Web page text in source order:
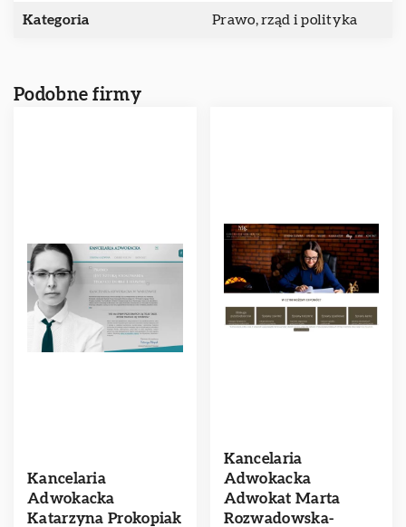
Kategoria Prawo, rząd i polityka
Podobne firmy
Kancelaria
Adwokacka
Katarzyna Prokopiak
Kancelaria
Adwokacka
Adwokat Marta
Rozwadowska-